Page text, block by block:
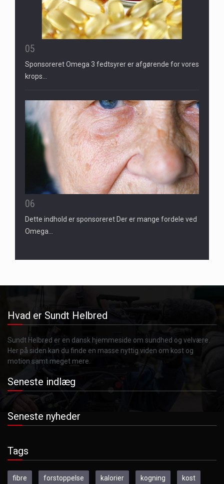
05
Sponsoreret Omega 3 fedtsyrer er afgørende for vores
krops…
06
Dette indhold er sponsoreret Der er mange fordele ved
Omega…
Hvad er Sundt Helbred
Sundt Helbred er en dansk hjemmeside om sundhed og velvære.
Her på siden kan du finde en masse nyttig viden om kost og
motion samt meget mere.
Seneste indlæg
Seneste nyheder
Tags
fibre forstoppelse kalorier kogning kost